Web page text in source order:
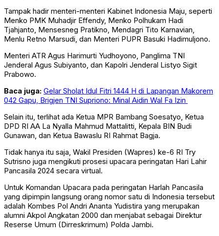
Tampak hadir menteri-menteri Kabinet Indonesia Maju, seperti
Menko PMK Muhadjir Effendy, Menko Polhukam Hadi
Tjahjanto, Mensesneg Pratikno, Mendagri Tito Karnavian,
Menlu Retno Marsudi, dan Menteri PUPR Basuki Hadimuljono.
Menteri ATR Agus Harimurti Yudhoyono, Panglima TNI
Jenderal Agus Subiyanto, dan Kapolri Jenderal Listyo Sigit
Prabowo.
Baca juga: Gelar Sholat Idul Fitri 1444 H di Lapangan Makorem
042 Gapu, Brigjen TNI Supriono: Minal Aidin Wal Fa Izin
Selain itu, terlihat ada Ketua MPR Bambang Soesatyo, Ketua
DPD RI AA La Nyalla Mahmud Mattalitti, Kepala BIN Budi
Gunawan, dan Ketua Bawaslu RI Rahmat Bagja.
Tidak hanya itu saja, Wakil Presiden (Wapres) ke-6 RI Try
Sutrisno juga mengikuti prosesi upacara peringatan Hari Lahir
Pancasila 2024 secara virtual.
Untuk Komandan Upacara pada peringatan Harlah Pancasila
yang dipimpin langsung orang nomor satu di Indonesia tersebut
adalah Kombes Pol Andri Ananta Yudistira yang merupakan
alumni Akpol Angkatan 2000 dan menjabat sebagai Direktur
Reserse Umum (Dirreskrimum) Polda Jambi.